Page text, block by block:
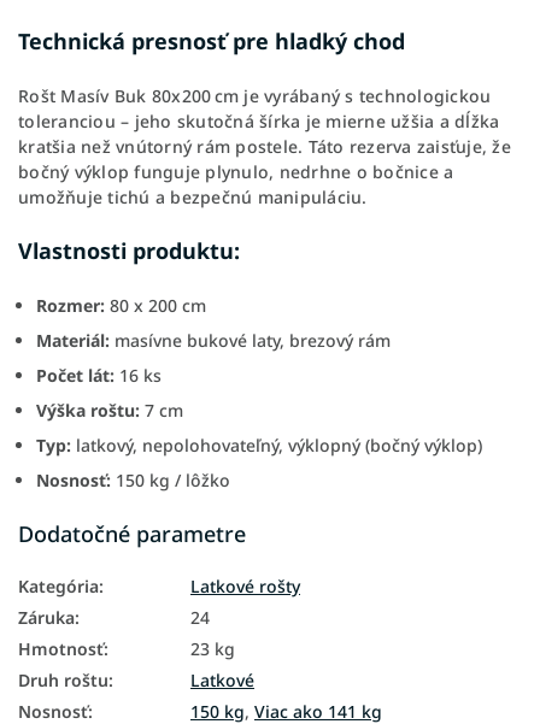
Technická presnosť pre hladký chod
Rošt Masív Buk 80x200 cm je vyrábaný s technologickou
toleranciou – jeho skutočná šírka je mierne užšia a dĺžka
kratšia než vnútorný rám postele. Táto rezerva zaisťuje, že
bočný výklop funguje plynulo, nedrhne o bočnice a
umožňuje tichú a bezpečnú manipuláciu.
Vlastnosti produktu:
Rozmer: 80 x 200 cm
Materiál: masívne bukové laty, brezový rám
Počet lát: 16 ks
Výška roštu: 7 cm
Typ: latkový, nepolohovateľný, výklopný (bočný výklop)
Nosnosť: 150 kg / lôžko
Dodatočné parametre
Kategória:
Latkové rošty
Záruka:
24
Hmotnosť:
23 kg
Druh roštu:
Latkové
Nosnosť: 150 kg, Viac ako 141 kg